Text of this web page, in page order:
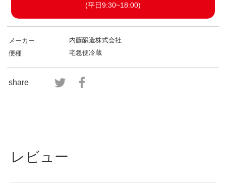
(平日9:30~18:00)
メーカー
内藤醸造株式会社
便種
宅急便冷蔵
share
レビュー